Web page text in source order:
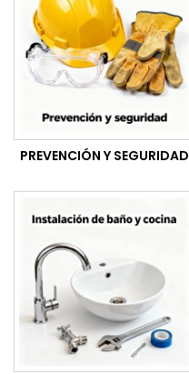
PREVENCIÓN Y SEGURIDAD